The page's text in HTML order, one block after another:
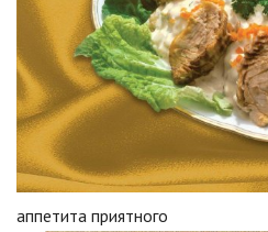
аппетита приятного